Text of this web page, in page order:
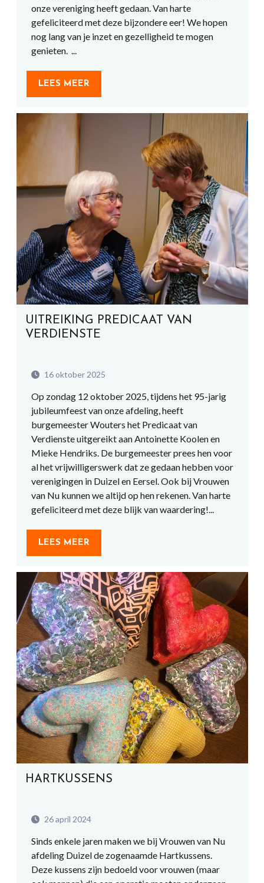
onze vereniging heeft gedaan. Van harte
gefeliciteerd met deze bijzondere eer! We hopen
nog lang van je inzet en gezelligheid te mogen
genieten. ...
LEES MEER
UITREIKING PREDICAAT VAN
VERDIENSTE
16 oktober 2025
Op zondag 12 oktober 2025, tijdens het 95-jarig
jubileumfeest van onze afdeling, heeft
burgemeester Wouters het Predicaat van
Verdienste uitgereikt aan Antoinette Koolen en
Mieke Hendriks. De burgemeester prees hen voor
al het vrijwilligerswerk dat ze gedaan hebben voor
verenigingen in Duizel en Eersel. Ook bij Vrouwen
van Nu kunnen we altijd op hen rekenen. Van harte
gefeliciteerd met deze blijk van waardering!...
LEES MEER
HARTKUSSENS
26 april 2024
Sinds enkele jaren maken we bij Vrouwen van Nu
afdeling Duizel de zogenaamde Hartkussens.
Deze kussens zijn bedoeld voor vrouwen (maar